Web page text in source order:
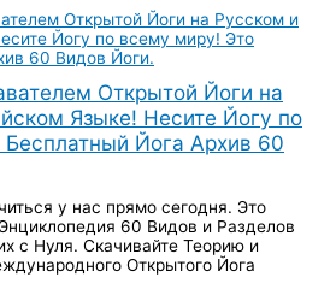
Открытой Йоги на
Языке! Несите Йогу по
Йога Архив 60
у нас прямо сегодня. Это
60 Видов и Разделов
с Нуля. Скачивайте Теорию и
Открытого Йога